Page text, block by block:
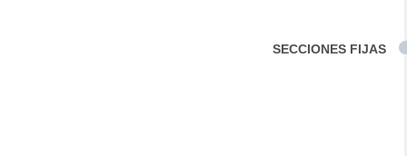
SECCIONES FIJAS